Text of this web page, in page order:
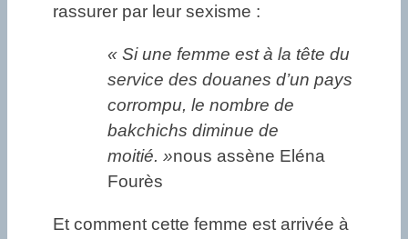
rassurer par leur sexisme :
« Si une femme est à la tête du
service des douanes d’un pays
corrompu, le nombre de
bakchichs diminue de
moitié. »nous assène Eléna
Fourès
Et comment cette femme est arrivée à